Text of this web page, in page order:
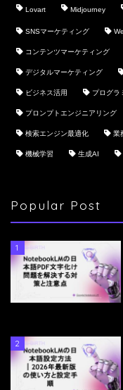
Lovart Midjourney
SNSマーケティング
コンテンツマーケティング
デジタルマーケティング
ビジネス活用 プログラ
プロンプトエンジニアリング
検索エンジン最適化 業
機械学習 生成AI
Popular Post
1
2